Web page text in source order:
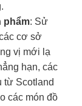
phẩm: Sử
cơ sở
vị mới lạ
hạn, các
từ Scotland
các món đồ